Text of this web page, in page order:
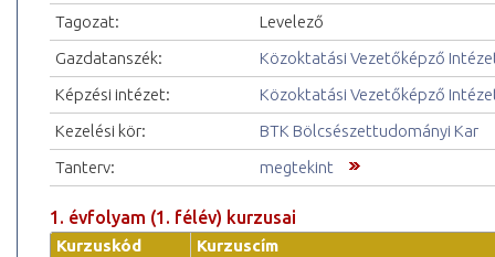
Tagozat:
Levelező
Gazdatanszék:
Közoktatási Vezetőképző
Képzési intézet:
Közoktatási Vezetőképző
Kezelési kör:
BTK Bölcsészettudományi Kar
Tanterv:
megtekint
1. évfolyam (1. félév) kurzusai
Kurzuskód
Kurzuscím